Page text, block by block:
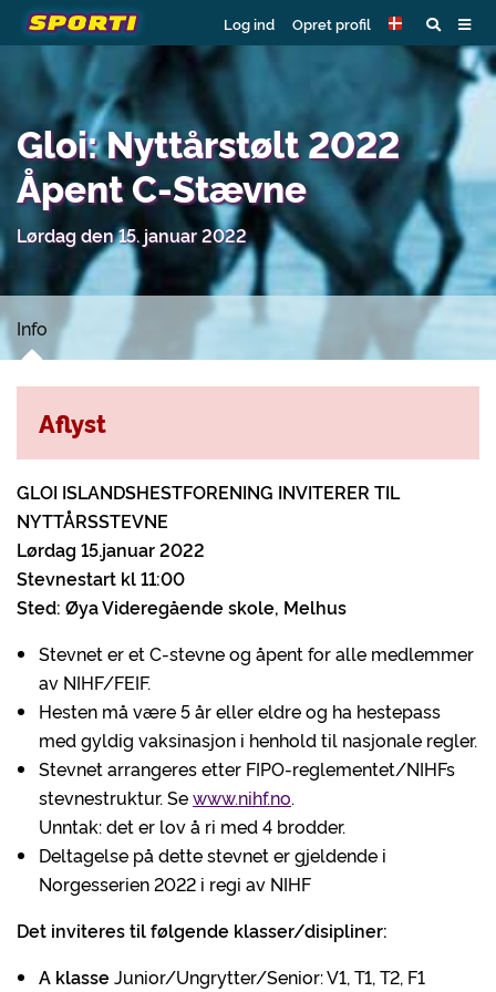
Log ind Opret profil
Gloi: Nyttårstølt 2022
Åpent C-Stævne
Lørdag den 15. januar 2022
Info
GLOI ISLANDSHESTFORENING INVITERER TIL
NYTTÅRSSTEVNE
Lørdag 15.januar 2022
Stevnestart kl 11:00
Sted: Øya Videregående skole, Melhus
Stevnet er et C-stevne og åpent for alle medlemmer
av NIHF/FEIF.
Hesten må være 5 år eller eldre og ha hestepass
med gyldig vaksinasjon i henhold til nasjonale regler.
Stevnet arrangeres etter FIPO-reglementet/NIHFs
stevnestruktur. Sewww.nihf.no.
Unntak: det er lov å ri med 4 brodder.
Deltagelse på dette stevnet er gjeldende i
Norgesserien 2022 i regi av NIHF
Det inviteres til følgende klasser/disipliner:
A klasseJunior/Ungrytter/Senior: V1, T1, T2, F1
Aflyst